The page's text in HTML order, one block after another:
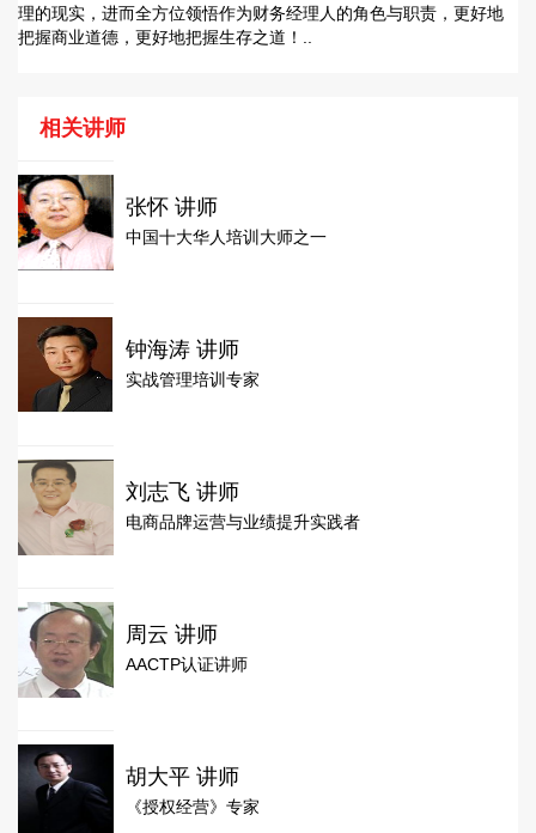
理的现实，进而全方位领悟作为财务经理人的角色与职责，更好地
把握商业道德，更好地把握生存之道！..
相关讲师
张怀 讲师
中国十大华人培训大师之一
钟海涛 讲师
实战管理培训专家
刘志飞 讲师
电商品牌运营与业绩提升实践者
周云 讲师
AACTP认证讲师
胡大平 讲师
《授权经营》专家